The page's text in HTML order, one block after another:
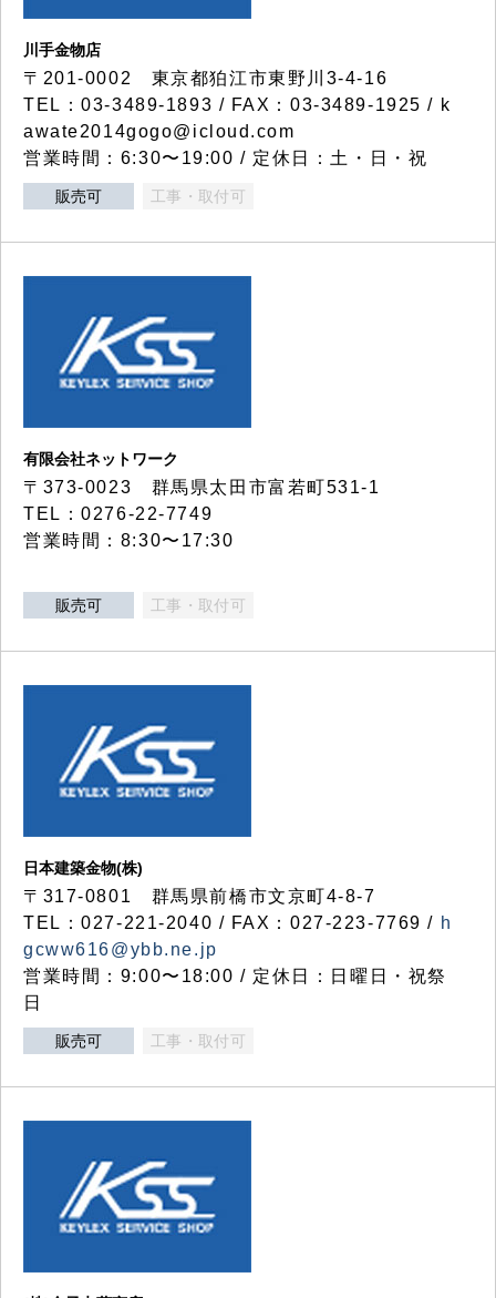
川手金物店
〒201-0002 東京都狛江市東野川3-4-16
TEL：03-3489-1893 / FAX：03-3489-1925 / k
awate2014gogo@icloud.com
営業時間：6:30〜19:00 / 定休日：土・日・祝
販売可 工事・取付可
有限会社ネットワーク
〒373-0023 群馬県太田市富若町531-1
TEL：0276-22-7749
営業時間：8:30〜17:30
販売可 工事・取付可
日本建築金物(株)
〒317‐0801 群馬県前橋市文京町4-8-7
TEL：027-221-2040 / FAX：027-223-7769 / h
gcww616@ybb.ne.jp
営業時間：9:00〜18:00 / 定休日：日曜日・祝祭
日
販売可 工事・取付可